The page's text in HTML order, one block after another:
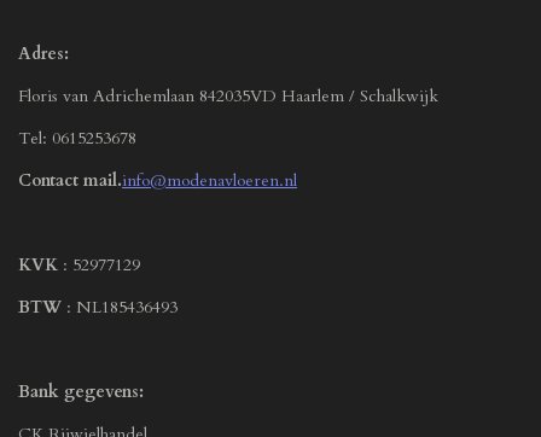
Adres:
Floris van Adrichemlaan 842035VD Haarlem / Schalkwijk
Tel: 0615253678
Contact mail.info@modenavloeren.nl
KVK : 52977129
BTW : NL185436493
Bank gegevens: